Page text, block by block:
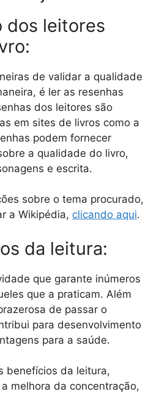
dos leitores
de validar a qualidade
é ler as resenhas
dos leitores são
em sites de livros como a
podem fornecer
a qualidade do livro,
e escrita.
sobre o tema procurado,
a Wikipédia, clicando aqui.
da leitura:
que garante inúmeros
que a praticam. Além
de passar o
para desenvolvimento
para a saúde.
benefícios da leitura,
melhora da concentração,